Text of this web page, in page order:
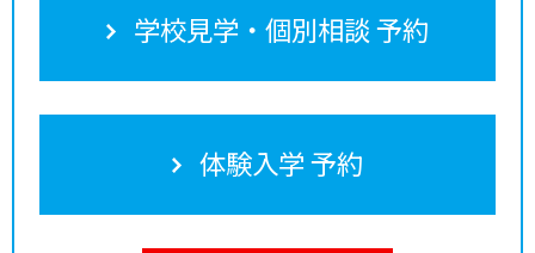
学校見学・個別相談 予約
体験入学 予約